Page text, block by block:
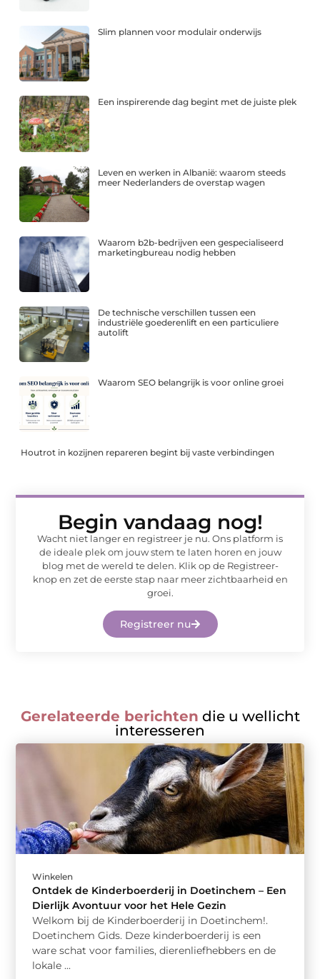
Slim plannen voor modulair onderwijs
Een inspirerende dag begint met de juiste plek
Leven en werken in Albanië: waarom steeds
meer Nederlanders de overstap wagen
Waarom b2b-bedrijven een gespecialiseerd
marketingbureau nodig hebben
De technische verschillen tussen een
industriële goederenlift en een particuliere
autolift
Waarom SEO belangrijk is voor online groei
Houtrot in kozijnen repareren begint bij vaste verbindingen
Begin vandaag nog!
Wacht niet langer en registreer je nu. Ons platform is
de ideale plek om jouw stem te laten horen en jouw
blog met de wereld te delen. Klik op de Registreer-
knop en zet de eerste stap naar meer zichtbaarheid en
groei.
Registreer nu
Gerelateerde berichten die u wellicht
interesseren
Winkelen
Ontdek de Kinderboerderij in Doetinchem – Een
Dierlijk Avontuur voor het Hele Gezin
Welkom bij de Kinderboerderij in Doetinchem!.
Doetinchem Gids. Deze kinderboerderij is een
ware schat voor families, dierenliefhebbers en de
lokale ...